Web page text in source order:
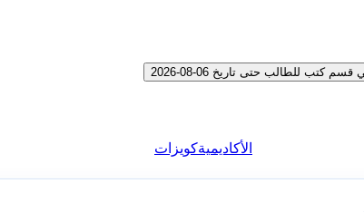
للطالب حتى تاريخ 06-08-2026
الأكاديميةكويزات